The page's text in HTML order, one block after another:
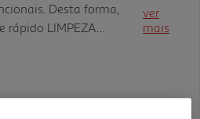
Desta forma,
rápido LIMPEZA
sistema Aquactiva, com
facilmente as
parte inferior do forno
ver
mais